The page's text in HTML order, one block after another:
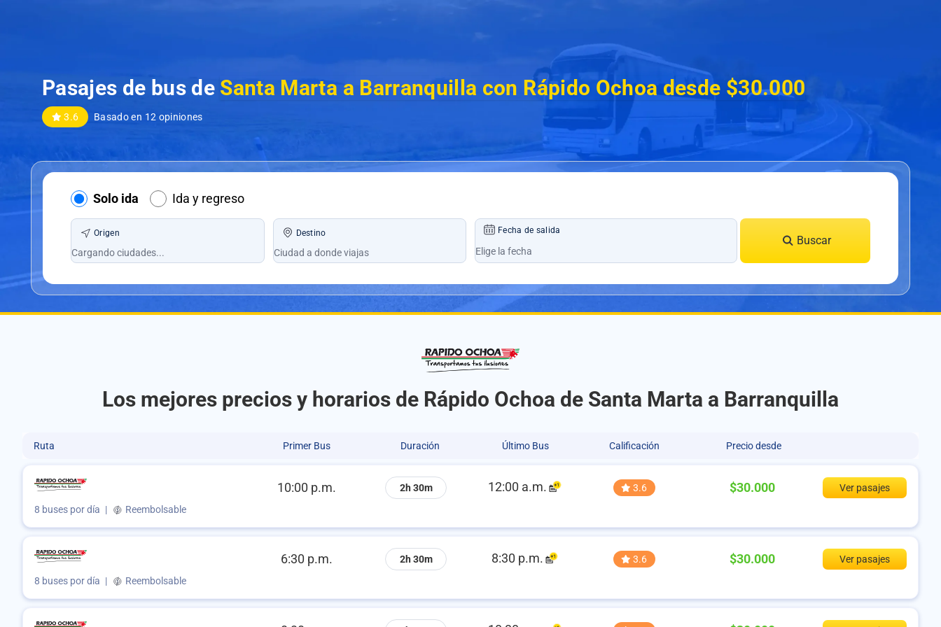
Pasajes de bus de Santa Marta a Barranquilla con Rápido Ochoa desde $30.000
3.6 Basado en 12 opiniones
Solo ida Ida y regreso
Origen Destino Fecha de salida
Buscar
Los mejores precios y horarios de Rápido Ochoa de Santa Marta a Barranquilla
Ruta Primer Bus Duración Último Bus Calificación Precio desde
10:00 p.m. 2h 30m 12:00 a.m. 3.6 $30.000
Ver pasajes
8 buses por día | Reembolsable
6:30 p.m. 2h 30m 8:30 p.m. 3.6 $30.000
Ver pasajes
8 buses por día | Reembolsable